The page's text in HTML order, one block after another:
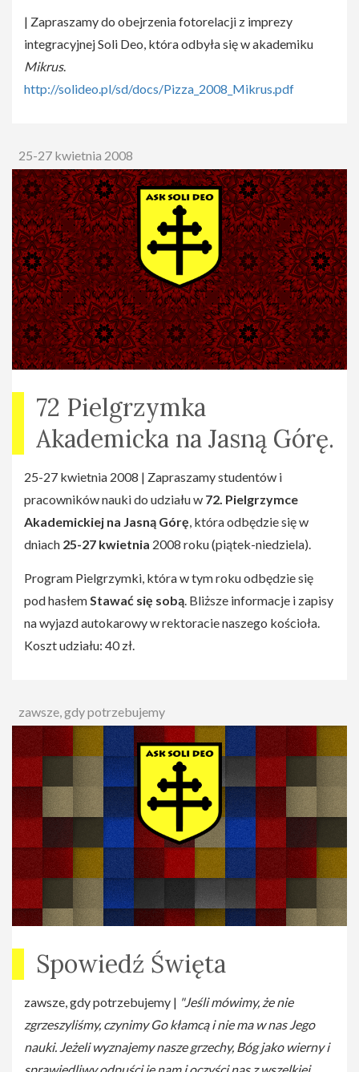
| Zapraszamy do obejrzenia fotorelacji z imprezy
integracyjnej Soli Deo, która odbyła się w akademiku
Mikrus.
http://solideo.pl/sd/docs/Pizza_2008_Mikrus.pdf
25-27 kwietnia 2008
72 Pielgrzymka
Akademicka na Jasną Górę.
25-27 kwietnia 2008 | Zapraszamy studentów i
pracowników nauki do udziału w 72. Pielgrzymce
Akademickiej na Jasną Górę, która odbędzie się w
dniach 25-27 kwietnia 2008 roku (piątek-niedziela).
Program Pielgrzymki, która w tym roku odbędzie się
pod hasłemStawać się sobą. Bliższe informacje i zapisy
na wyjazd autokarowy w rektoracie naszego kościoła.
Koszt udziału: 40 zł.
zawsze, gdy potrzebujemy
Spowiedź Święta
zawsze, gdy potrzebujemy | "Jeśli mówimy, że nie
zgrzeszyliśmy, czynimy Go kłamcą i nie ma w nas Jego
nauki. Jeżeli wyznajemy nasze grzechy, Bóg jako wierny i